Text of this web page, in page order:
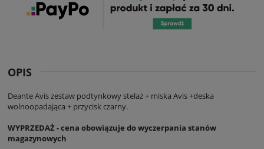
OPIS
Deante Avis zestaw podtynkowy stelaż + miska Avis +deska
wolnoopadająca + przycisk czarny.
WYPRZEDAŻ - cena obowiązuje do wyczerpania stanów
magazynowych